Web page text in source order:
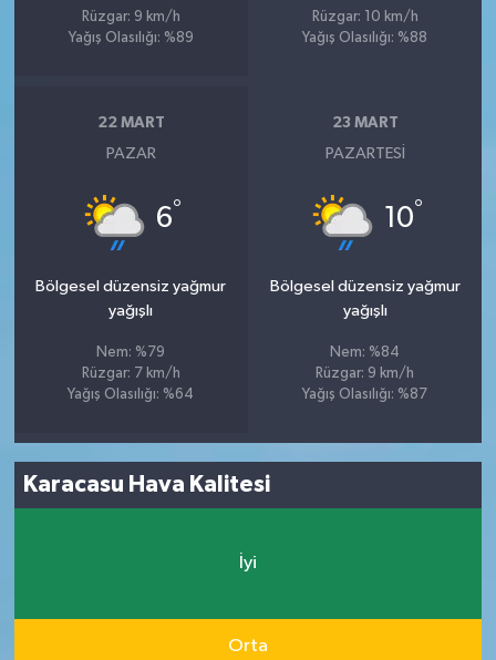
Rüzgar: 9 km/h
Yağış Olasılığı: %89
Rüzgar: 10 km/h
Yağış Olasılığı: %88
22 MART
PAZAR
6°
Bölgesel düzensiz yağmur
yağışlı
Nem: %79
Rüzgar: 7 km/h
Yağış Olasılığı: %64
23 MART
PAZARTESI
10°
Bölgesel düzensiz yağmur
yağışlı
Nem: %84
Rüzgar: 9 km/h
Yağış Olasılığı: %87
Karacasu Hava Kalitesi
İyi
Orta